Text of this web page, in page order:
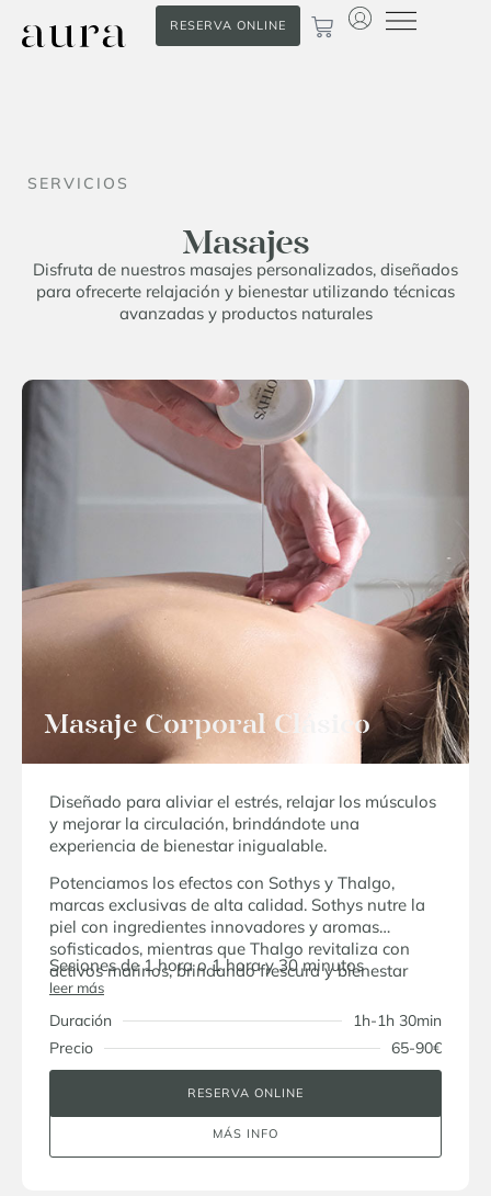
RESERVA ONLINE
SERVICIOS
Masajes
Disfruta de nuestros masajes personalizados, diseñados
para ofrecerte relajación y bienestar utilizando técnicas
avanzadas y productos naturales
Masaje Corporal Clásico
Diseñado para aliviar el estrés, relajar los músculos
y mejorar la circulación, brindándote una
experiencia de bienestar inigualable.
Potenciamos los efectos con Sothys y Thalgo,
marcas exclusivas de alta calidad. Sothys nutre la
piel con ingredientes innovadores y aromas
sofisticados, mientras que Thalgo revitaliza con
activos marinos, brindando frescura y bienestar
Sesiones de 1 hora o 1 hora y 30 minutos
leer más
Duración
1h-1h 30min
Precio
65-90€
RESERVA ONLINE
MÁS INFO